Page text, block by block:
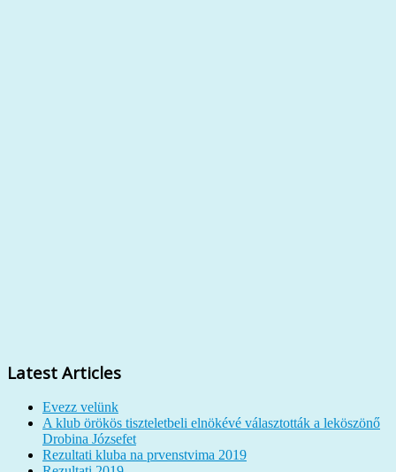
Latest Articles
Evezz velünk
A klub örökös tiszteletbeli elnökévé választották a leköszönő
Drobina Józsefet
Rezultati kluba na prvenstvima 2019